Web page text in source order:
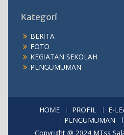
Kategori
BERITA
FOTO
KEGIATAN SEKOLAH
PENGUMUMAN
HOME PROFIL E-
PENGUMUMAN
Copyright @ 2024 MTss